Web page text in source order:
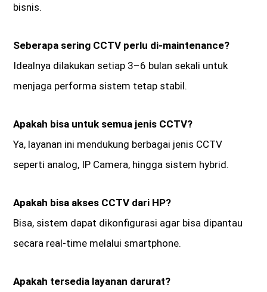
bisnis.
Seberapa sering CCTV perlu di-maintenance?
Idealnya dilakukan setiap 3–6 bulan sekali untuk
menjaga performa sistem tetap stabil.
Apakah bisa untuk semua jenis CCTV?
Ya, layanan ini mendukung berbagai jenis CCTV
seperti analog, IP Camera, hingga sistem hybrid.
Apakah bisa akses CCTV dari HP?
Bisa, sistem dapat dikonfigurasi agar bisa dipantau
secara real-time melalui smartphone.
Apakah tersedia layanan darurat?